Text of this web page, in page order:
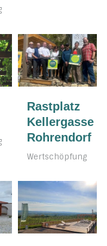
Rastplatz
Kellergasse
Rohrendorf
Wertschöpfung